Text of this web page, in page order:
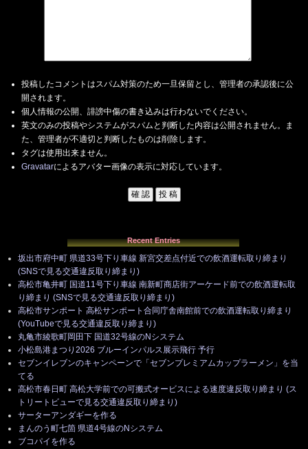
投稿したコメントはスパム対策のため一旦保留とし、管理者の承認後に公
開されます。
個人情報の公開、誹謗中傷の書き込みは行わないでください。
英文のみの投稿やシステムがスパムと判断した内容は公開されません。ま
た、管理者が不適切と判断したものは削除します。
タグは使用出来ません。
Gravatarによるアバター画像の表示に対応しています。
Recent Entries
坂出市府中町 県道33号下り車線 新宮交差点付近での飲酒運転取り締まり
(SNSで見る交通違反取り締まり)
高松市亀井町 国道11号下り車線 南新町商店街アーケード前での飲酒運転取
り締まり (SNSで見る交通違反取り締まり)
高松市サンポート 高松サンポート合同庁舎南館前での飲酒運転取り締まり
(YouTubeで見る交通違反取り締まり)
丸亀市綾歌町岡田下 国道32号線のNシステム
小松島港まつり2026 ブルーインパルス展示飛行 予行
セブンイレブンのキャンペーンで「セブンプレミアムカップラーメン」を当
てる
高松市春日町 高松大学前での可搬式オービスによる速度違反取り締まり (ス
トリートビューで見る交通違反取り締まり)
サーターアンダギーを作る
まんのう町七箇 県道4号線のNシステム
ブコパイを作る